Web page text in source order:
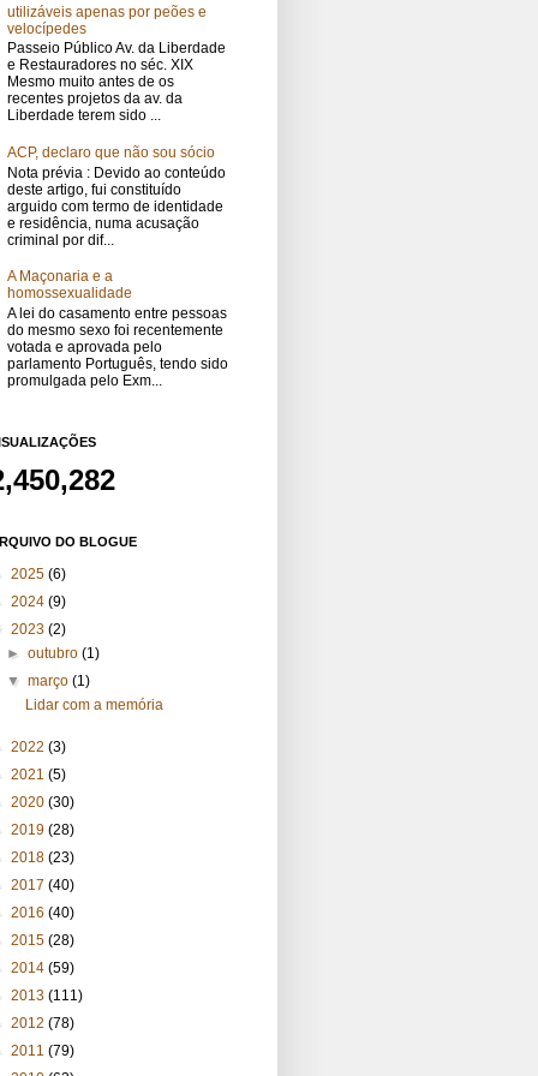
utilizáveis apenas por peões e
velocípedes
Passeio Público Av. da Liberdade
e Restauradores no séc. XIX
Mesmo muito antes de os
recentes projetos da av. da
Liberdade terem sido ...
ACP, declaro que não sou sócio
Nota prévia : Devido ao conteúdo
deste artigo, fui constituído
arguido com termo de identidade
e residência, numa acusação
criminal por dif...
A Maçonaria e a
homossexualidade
A lei do casamento entre pessoas
do mesmo sexo foi recentemente
votada e aprovada pelo
parlamento Português, tendo sido
promulgada pelo Exm...
DO BLOGUE
2025 (6)
2024 (9)
2023 (2)
►outubro(1)
▼março(1)
Lidar com a memória
2022 (3)
2021 (5)
2020 (30)
2019 (28)
2018 (23)
2017 (40)
2016 (40)
2015 (28)
2014 (59)
2013 (111)
2012 (78)
2011 (79)